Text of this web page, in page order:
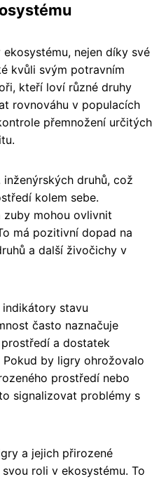
nejen díky své
kvůli svým potravním
kteří loví různé druhy
rovnováhu v populacích
přemnožení určitých
druhů, což
kolem sebe.
zuby mohou ovlivnit
má pozitivní dopad na
a další živočichy v
stavu
často naznačuje
a dostatek
by ligry ohrožovalo
prostředí nebo
signalizovat problémy s
a jejich přirozené
roli v ekosystému. To